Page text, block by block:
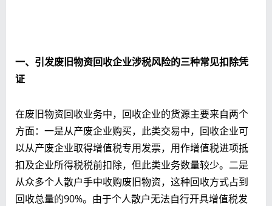
一、引发废旧物资回收企业涉税风险的三种常见扣除凭
证
在废旧物资回收业务中，回收企业的货源主要来自两个
方面：一是从产废企业购买，此类交易中，回收企业可
以从产废企业取得增值税专用发票，用作增值税进项抵
扣及企业所得税税前扣除，但此类业务数量较少。二是
从众多个人散户手中收购废旧物资，这种回收方式占到
回收总量的90%。由于个人散户无法自行开具增值税发